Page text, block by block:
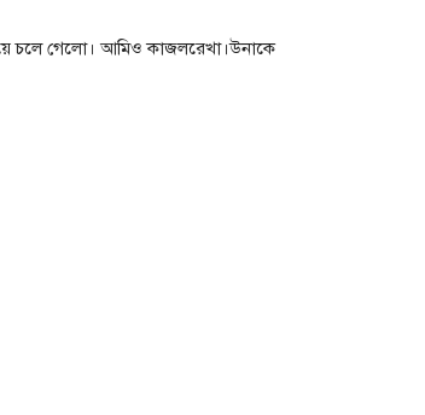
চলে গেলো। আমিও কাজলরেখা।উনাকে